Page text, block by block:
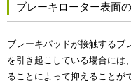
ブレーキローター表面
ブレーキパッドが接触するブ
を引き起こしている場合には
ることによって抑えることが